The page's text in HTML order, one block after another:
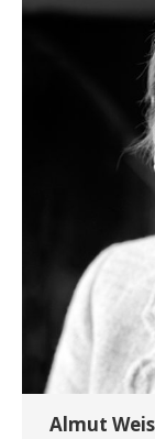
Almut